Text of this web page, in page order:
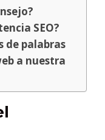
SEO?
de palabras
a nuestra